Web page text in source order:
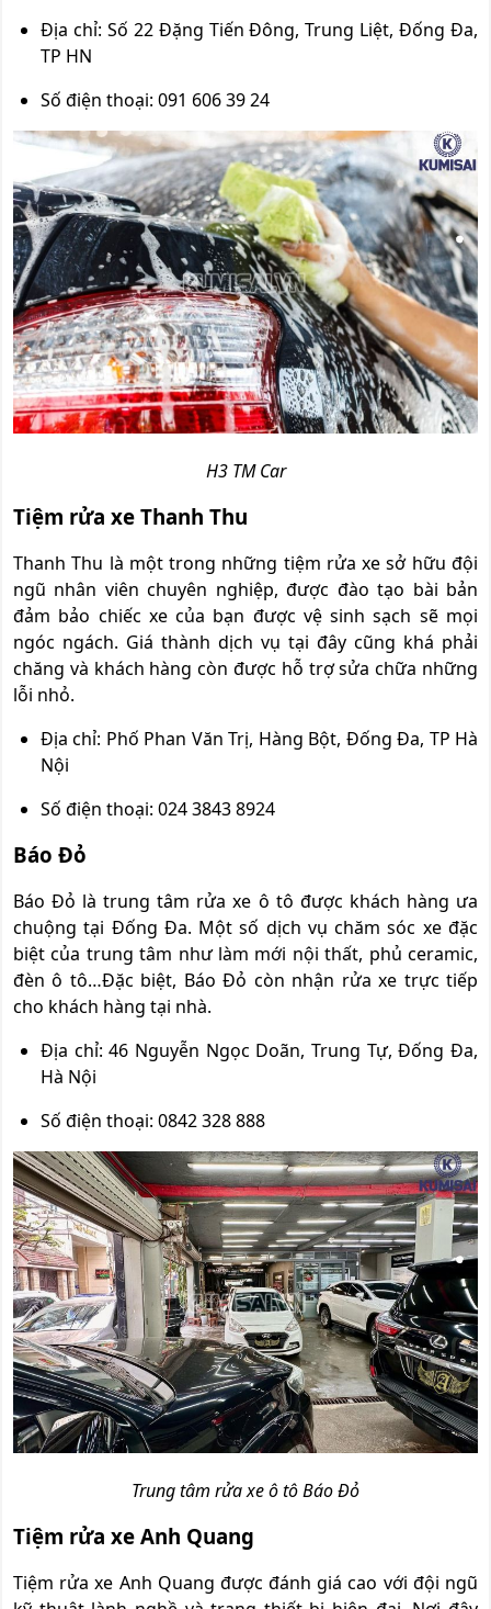
Địa chỉ: Số 22 Đặng Tiến Đông, Trung Liệt, Đống Đa,
TP HN
Số điện thoại: 091 606 39 24
H3 TM Car
Tiệm rửa xe Thanh Thu
Thanh Thu là một trong những tiệm rửa xe sở hữu đội
ngũ nhân viên chuyên nghiệp, được đào tạo bài bản
đảm bảo chiếc xe của bạn được vệ sinh sạch sẽ mọi
ngóc ngách. Giá thành dịch vụ tại đây cũng khá phải
chăng và khách hàng còn được hỗ trợ sửa chữa những
lỗi nhỏ.
Địa chỉ: Phố Phan Văn Trị, Hàng Bột, Đống Đa, TP Hà
Nội
Số điện thoại: 024 3843 8924
Báo Đỏ
Báo Đỏ là trung tâm rửa xe ô tô được khách hàng ưa
chuộng tại Đống Đa. Một số dịch vụ chăm sóc xe đặc
biệt của trung tâm như làm mới nội thất, phủ ceramic,
đèn ô tô…Đặc biệt, Báo Đỏ còn nhận rửa xe trực tiếp
cho khách hàng tại nhà.
Địa chỉ: 46 Nguyễn Ngọc Doãn, Trung Tự, Đống Đa,
Hà Nội
Số điện thoại: 0842 328 888
Trung tâm rửa xe ô tô Báo Đỏ
Tiệm rửa xe Anh Quang
Tiệm rửa xe Anh Quang được đánh giá cao với đội ngũ